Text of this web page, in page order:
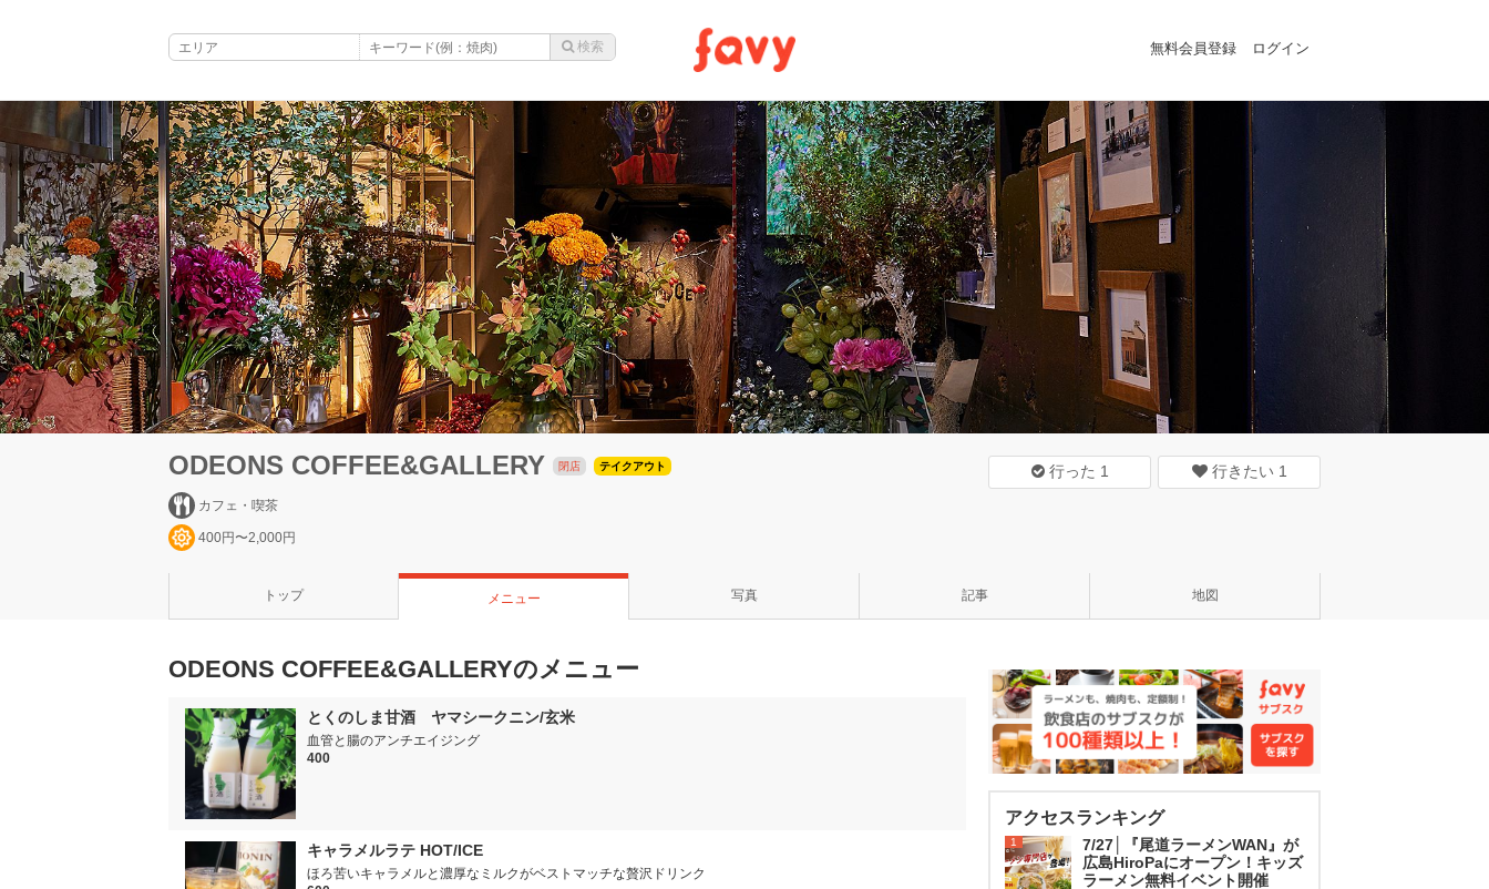
無料会員登録 ログイン
ODEONS COFFEE&GALLERY 閉店 テイクアウト
カフェ・喫茶
400円〜2,000円
行った 1 行きたい 1
トップ メニュー 写真 記事 地図
ODEONS COFFEE&GALLERYのメニュー
とくのしま甘酒 ヤマシークニン/玄米
血管と腸のアンチエイジング
400
キャラメルラテ HOT/ICE
ほろ苦いキャラメルと濃厚なミルクがベストマッチな贅沢ドリンク
アクセスランキング
1
7/27│『尾道ラーメンWAN』が
広島HiroPaにオープン！キッズ
ラーメン無料イベント開催